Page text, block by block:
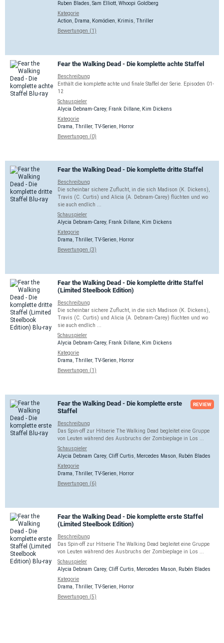
Ruben Blades Sam Elliott Whoopi Goldberg
Kategorie
Action
Drama Komödien Krimis Thriller
Bewertungen (1)
Fear the Walking Dead - Die komplette achte Staffel
Beschreibung
Enthält die komplette achte und finale Staffel der Serie. Episoden 01-
12
Schauspieler
Alycia Debnam-Carey, Frank Dillane
Kim Dickens
Kategorie
Drama Thriller, TV-Serien
Horror
Bewertungen (0)
Fear the Walking Dead - Die komplette dritte Staffel
Beschreibung
Die scheinbar sichere Zuflucht, in die sich Madison (K. Dickens),
Travis (C. Curtis) und Alicia (A. Debnam-Carey) flüchten und wo
sie auch endlich ...
Schauspieler
Alycia Debnam-Carey, Frank Dillane
Kim Dickens
Kategorie
Drama Thriller, TV-Serien
Horror
Bewertungen (3)
Fear the Walking Dead - Die komplette dritte Staffel
(Limited Steelbook Edition)
Beschreibung
Die scheinbar sichere Zuflucht, in die sich Madison (K. Dickens),
Travis (C. Curtis) und Alicia (A. Debnam-Carey) flüchten und wo
sie auch endlich ...
Schauspieler
Alycia Debnam-Carey, Frank Dillane
Kim Dickens
Kategorie
Drama Thriller, TV-Serien
Horror
Bewertungen (1)
Fear the Walking Dead - Die komplette erste
Staffel
REVIEW
Beschreibung
Das Spin-off zur Hitserie The Walking Dead begleitet eine Gruppe
von Leuten während des Ausbruchs der Zombieplage in Los ...
Schauspieler
Alycia Debnam Carey, Cliff Curtis Mercedes Mason
Rubén Blades
Kategorie
Drama Thriller, TV-Serien
Horror
Bewertungen (6)
Fear the Walking Dead - Die komplette erste Staffel
(Limited Steelbook Edition)
Beschreibung
Das Spin-off zur Hitserie The Walking Dead begleitet eine Gruppe
von Leuten während des Ausbruchs der Zombieplage in Los ...
Schauspieler
Alycia Debnam Carey, Cliff Curtis Mercedes Mason
Rubén Blades
Kategorie
Drama Thriller, TV-Serien
Horror
Bewertungen (5)